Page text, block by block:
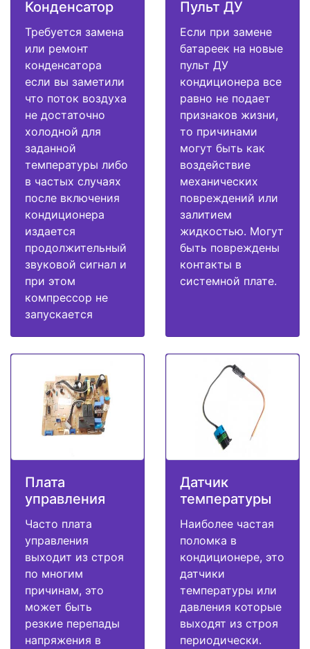
Конденсатор
Требуется замена
или ремонт
конденсатора
если вы заметили
что поток воздуха
не достаточно
холодной для
заданной
температуры либо
в частых случаях
после включения
кондиционера
издается
продолжительный
звуковой сигнал и
при этом
компрессор не
запускается
Пульт ДУ
Если при замене
батареек на новые
пульт ДУ
кондиционера все
равно не подает
признаков жизни,
то причинами
могут быть как
воздействие
механических
повреждений или
залитием
жидкостью. Могут
быть повреждены
контакты в
системной плате.
Плата
управления
Часто плата
управления
выходит из строя
по многим
причинам, это
может быть
резкие перепады
напряжения в
Датчик
температуры
Наиболее частая
поломка в
кондиционере, это
датчики
температуры или
давления которые
выходят из строя
периодически.